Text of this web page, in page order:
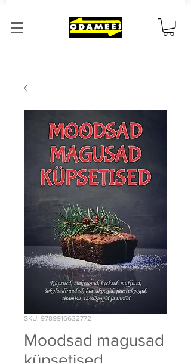
SKU: 9789916632772
Moodsad magusad